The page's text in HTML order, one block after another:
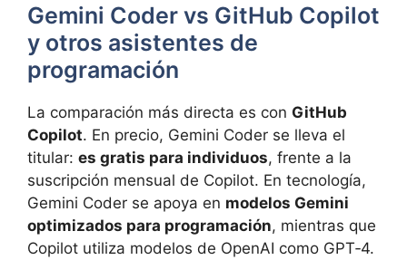
Gemini Coder vs GitHub Copilot
y otros asistentes de
programación
La comparación más directa es con GitHub
Copilot. En precio, Gemini Coder se lleva el
titular: es gratis para individuos, frente a la
suscripción mensual de Copilot. En tecnología,
Gemini Coder se apoya en modelos Gemini
optimizados para programación, mientras que
Copilot utiliza modelos de OpenAI como GPT‑4.